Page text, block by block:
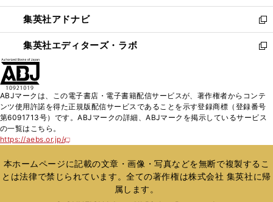
開
く
ウ
で
開
く
ン
ド
ウ
で
ウ
ィ
ン
ド
く
集英社アドナビ
新
し
い
ド
ウ
で
集英社エディターズ・ラボ
新
ィ
ン
開
く
ABJマークは、この電子書店・電子書籍配信サービスが、著作権者からコンテ
ンツ使用許諾を得た正規版配信サービスであることを示す登録商標（登録番号
第6091713号）です。ABJマークの詳細、ABJマークを掲示しているサービス
の一覧はこちら。
https://aebs.or.jp/
新
い
ウ
ィ
本ホームページに記載の文章・画像・写真などを無断で複製するこ
とは法律で禁じられています。全ての著作権は株式会社 集英社に帰
属します。